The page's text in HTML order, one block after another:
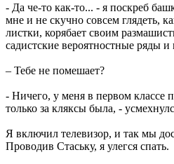
- Да че-то как-то... - я поскреб
мне и не скучно совсем глядеть,
листки, корябает своим
садистские вероятностные ряды
– Тебе не помешает?
- Ничего, у меня в первом классе
только за кляксы была, -
Я включил телевизор, и так мы
Проводив Стаську, я улегся спать.